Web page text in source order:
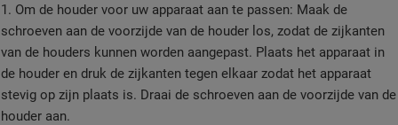
1. Om de houder voor uw apparaat aan te passen: Maak de
schroeven aan de voorzijde van de houder los, zodat de zijkanten
van de houders kunnen worden aangepast. Plaats het apparaat in
de houder en druk de zijkanten tegen elkaar zodat het apparaat
stevig op zijn plaats is. Draai de schroeven aan de voorzijde van de
houder aan.